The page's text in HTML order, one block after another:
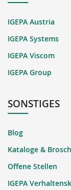
IGEPA Austria
IGEPA Systems
IGEPA Viscom
IGEPA Group
SONSTIGES
Blog
Kataloge &
Offene Stellen
IGEPA